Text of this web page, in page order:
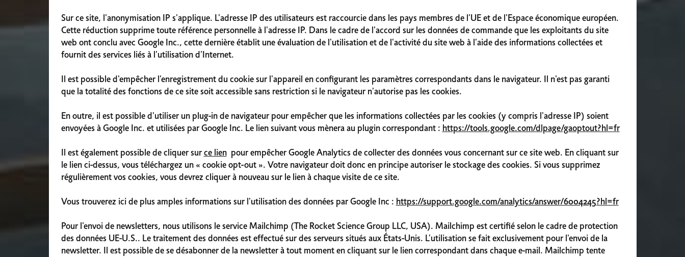
Sur ce site, l'anonymisation IP s'applique. L'adresse IP des utilisateurs est raccourcie dans les pays membres de l'UE et de l'Espace économique européen.
Cette réduction supprime toute référence personnelle à l'adresse IP. Dans le cadre de l'accord sur les données de commande que les exploitants du site
web ont conclu avec Google Inc., cette dernière établit une évaluation de l'utilisation et de l'activité du site web à l'aide des informations collectées et
fournit des services liés à l'utilisation d'Internet.
Il est possible d'empêcher l'enregistrement du cookie sur l'appareil en configurant les paramètres correspondants dans le navigateur. Il n'est pas garanti
que la totalité des fonctions de ce site soit accessible sans restriction si le navigateur n'autorise pas les cookies.
En outre, il est possible d'utiliser un plug-in de navigateur pour empêcher que les informations collectées par les cookies (y compris l'adresse IP) soient
envoyées à Google Inc. et utilisées par Google Inc. Le lien suivant vous mènera au plugin correspondant : https://tools.google.com/dlpage/gaoptout?hl=fr
Il est également possible de cliquer surce lienpour empêcher Google Analytics de collecter des données vous concernant sur ce site web. En cliquant sur
le lien ci-dessus, vous téléchargez un « cookie opt-out ». Votre navigateur doit donc en principe autoriser le stockage des cookies. Si vous supprimez
régulièrement vos cookies, vous devrez cliquer à nouveau sur le lien à chaque visite de ce site.
Vous trouverez ici de plus amples informations sur l'utilisation des données par Google Inc : https://support.google.com/analytics/answer/6004245?hl=fr
Pour l'envoi de newsletters, nous utilisons le service Mailchimp (The Rocket Science Group LLC, USA). Mailchimp est certifié selon le cadre de protection
des données UE-U.S.. Le traitement des données est effectué sur des serveurs situés aux États-Unis. L'utilisation se fait exclusivement pour l'envoi de la
newsletter. Il est possible de se désabonner de la newsletter à tout moment en cliquant sur le lien correspondant dans chaque e-mail. Mailchimp tente